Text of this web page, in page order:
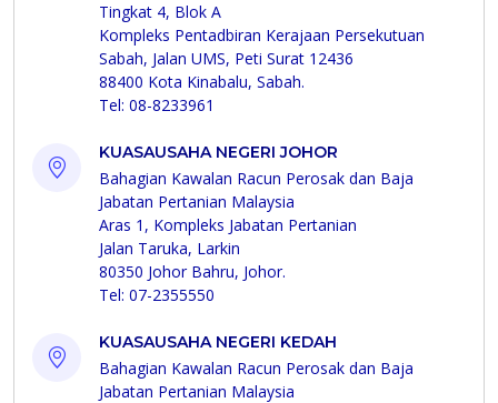
Tingkat 4, Blok A
Kompleks Pentadbiran Kerajaan Persekutuan
Sabah, Jalan UMS, Peti Surat 12436
88400 Kota Kinabalu, Sabah.
Tel: 08-8233961
KUASAUSAHA NEGERI JOHOR
Bahagian Kawalan Racun Perosak dan Baja
Jabatan Pertanian Malaysia
Aras 1, Kompleks Jabatan Pertanian
Jalan Taruka, Larkin
80350 Johor Bahru, Johor.
Tel: 07-2355550
KUASAUSAHA NEGERI KEDAH
Bahagian Kawalan Racun Perosak dan Baja
Jabatan Pertanian Malaysia